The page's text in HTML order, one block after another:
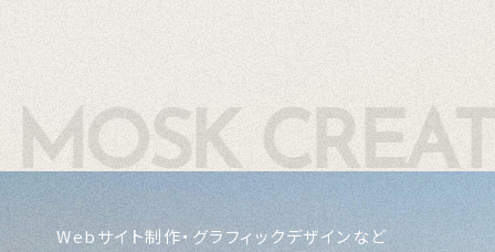
Webサイト制作・グラフィックデザインなど